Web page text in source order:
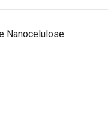
Nanocelulose